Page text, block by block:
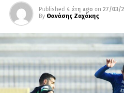
Published 4 έτη ago on 27/03/
By Θανάσης Ζαχάκης